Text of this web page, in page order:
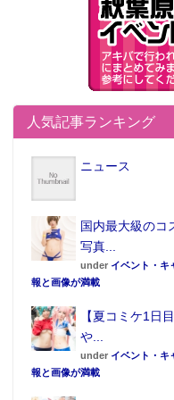
201505300004
人気記事ランキング
ニュース
国内最大級のコ
写真...
under イベント・キ
報と画像が満載
【夏コミケ1日
や...
under イベント・キ
報と画像が満載